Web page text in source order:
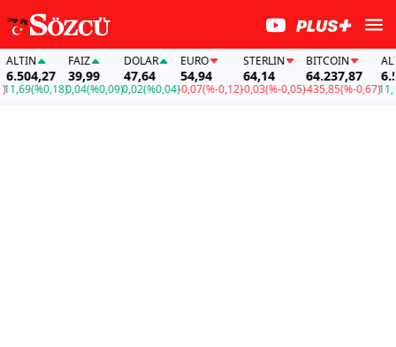
(%0,18)
FAİZ
39,99
0,04(%0,09)
DOLAR
47,64
0,02(%0,04)
EURO
54,94
-0,07(%-0,12)
STERLIN
64,14
-0,03(%-0,05)
BITCOIN
64.237,87
-435,85(%-0,67)
ALTIN
11,69